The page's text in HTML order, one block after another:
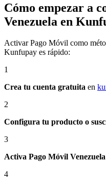
Cómo empezar a
Venezuela en
Activar Pago Móvil como
Kunfupay es rápido:
1
Crea tu cuenta gratuita en
2
Configura tu producto o
3
Activa Pago Móvil Venezuela
4